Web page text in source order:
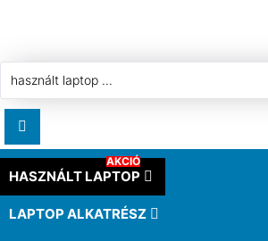
RENDELÉSEK
HASZNÁLT LAPTOP
AKCIÓ
LAPTOP ALKATRÉSZ